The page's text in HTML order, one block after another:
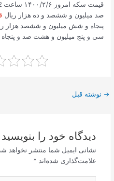
صد میلیون و ششصد و ده هزار ریال
پنجاه و شش میلیون و ششصد هزار
سی و پنج میلیون و هشت صد و پنجاه
پیمایش
→ نوشته قبل
دیدگاه‌ خود را بنویسید
نشانی ایمیل شما منتشر نخواهد
علامت‌گذاری شده‌اند *